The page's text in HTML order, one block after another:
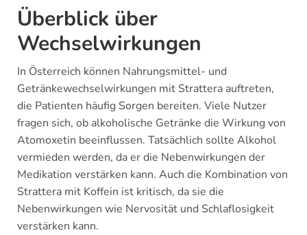
Überblick über
Wechselwirkungen
In Österreich können Nahrungsmittel- und
Getränkewechselwirkungen mit Strattera auftreten,
die Patienten häufig Sorgen bereiten. Viele Nutzer
fragen sich, ob alkoholische Getränke die Wirkung von
Atomoxetin beeinflussen. Tatsächlich sollte Alkohol
vermieden werden, da er die Nebenwirkungen der
Medikation verstärken kann. Auch die Kombination von
Strattera mit Koffein ist kritisch, da sie die
Nebenwirkungen wie Nervosität und Schlaflosigkeit
verstärken kann.